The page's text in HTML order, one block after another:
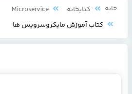
خانه کتابخانه
Microservice
کتاب آموزش مایکروسرویس ‌ها